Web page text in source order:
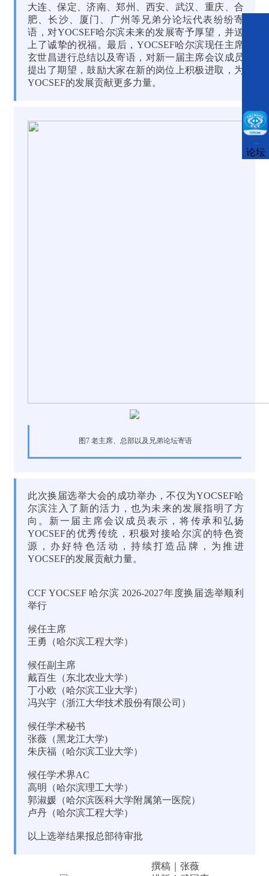
大连、保定、济南、郑州、西安、武汉、重庆、合
肥、长沙、厦门、广州等兄弟分论坛代表纷纷寄
语，对YOCSEF哈尔滨未来的发展寄予厚望，并送
上了诚挚的祝福。最后，YOCSEF哈尔滨现任主席
玄世昌进行总结以及寄语，对新一届主席会议成员
提出了期望，鼓励大家在新的岗位上积极进取，为
YOCSEF的发展贡献更多力量。
图7 老主席、总部以及兄弟论坛寄语
此次换届选举大会的成功举办，不仅为YOCSEF哈
尔滨注入了新的活力，也为未来的发展指明了方
向。新一届主席会议成员表示，将传承和弘扬
YOCSEF的优秀传统，积极对接哈尔滨的特色资
源，办好特色活动，持续打造品牌，为推进
YOCSEF的发展贡献力量。
CCF YOCSEF 哈尔滨 2026-2027年度换届选举顺利
举行
候任主席
王勇（哈尔滨工程大学）
候任副主席
戴百生（东北农业大学）
丁小欧（哈尔滨工业大学）
冯兴宇（浙江大华技术股份有限公司）
候任学术秘书
张薇（黑龙江大学)
朱庆福（哈尔滨工业大学）
候任学术界AC
高明（哈尔滨理工大学）
郭淑媛（哈尔滨医科大学附属第一医院）
卢丹（哈尔滨工程大学）
以上选举结果报总部待审批
撰稿｜张薇
论坛